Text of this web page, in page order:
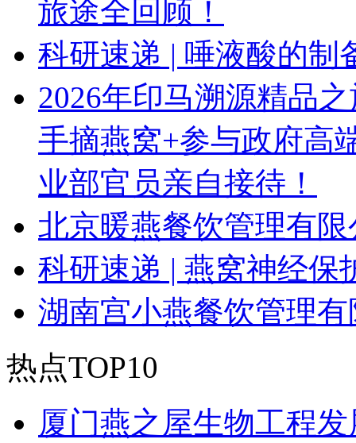
旅途全回顾！
科研速递 | 唾液酸的制
2026年印马溯源精品
手摘燕窝+参与政府高
业部官员亲自接待！
北京暖燕餐饮管理有限
科研速递 | 燕窝神经保
湖南宫小燕餐饮管理
热点TOP10
厦门燕之屋生物工程